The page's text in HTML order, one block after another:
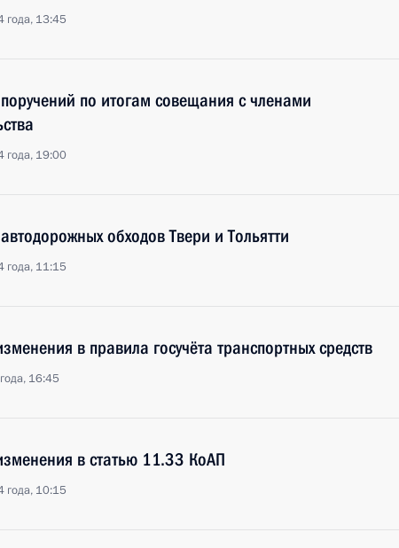
13:45
по итогам совещания с членами
года, 19:00
обходов Твери и Тольятти
года, 11:15
в правила госучёта транспортных средств
16:45
в статью 11.33 КоАП
года, 10:15